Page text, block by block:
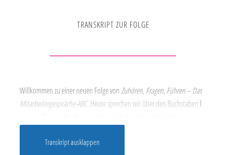
TRANSKRIPT ZUR FOLGE
Willkommen zu einer neuen Folge vonZuhören, Fragen, Führen – Das
Mitarbeitergespräche-ABC. Heute sprechen wir über den Buchstaben I
Interesse zeigen
Echtes Interesse an den Bedürfnissen, Zielen und Herausforderungen
Transkript ausklappen